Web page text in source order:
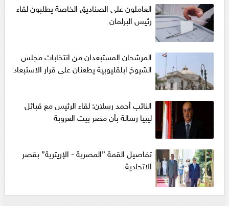
العاملون على الصناديق الخاصة يطلبون لقاء
رئيس البرلمان
المرشحان المستبعدان من انتخابات مجلس
الشيوخ ابلقليوبية يطعنان على قرار الاستبعاد
النائب أحمد رسلان: لقاء الرئيس مع قبائل
ليبيا رسالة بأن مصر بيت العروبة
تفاصيل القمة ”المصرية - الإريترية” بقصر
الاتحادية